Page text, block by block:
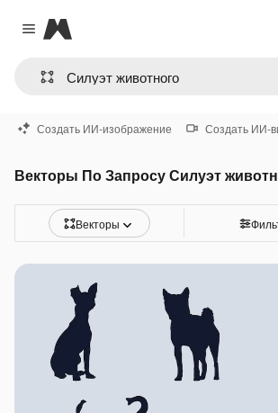
Close menu
Magnific
Создать ИИ-изображение Создать ИИ-
Векторы По Запросу Силуэт
Векторы